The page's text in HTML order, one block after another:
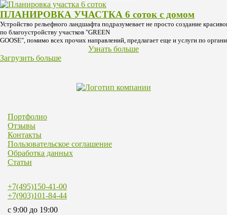
ПЛАНИРОВКА УЧАСТКА 6 соток с домом
Устройство рельефного ландшафта подразумевает не просто создание
по благоустройству участков "GREEN
GOOSE", помимо всех прочих направлений, предлагает еще и услуги по
Узнать больше
Загрузить больше
Портфолио
Отзывы
Контакты
Пользовательское соглашение
Обработка данных
Статьи
+7(495)150-41-00
+7(903)101-84-44
c 9:00 до 19:00